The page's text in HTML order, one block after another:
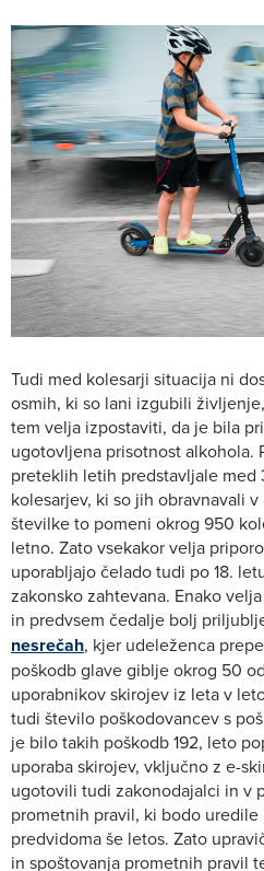
Tudi med kolesarji situacija ni
osmih, ki so lani izgubili
tem velja izpostaviti, da je bila
ugotovljena prisotnost alkohola.
preteklih letih predstavljale
kolesarjev, ki so jih obravnavali
številke to pomeni okrog 950
letno. Zato vsekakor velja
uporabljajo čelado tudi po 18.
zakonsko zahtevana. Enako
in predvsem čedalje bolj
nesrečah, kjer udeleženca
poškodb glave giblje okrog 50
uporabnikov skirojev iz leta v
tudi število poškodovancev s
je bilo takih poškodb 192, leto
uporaba skirojev, vključno z e-
ugotovili tudi zakonodajalci in v
prometnih pravil, ki bodo
predvidoma še letos. Zato
in spoštovanja prometnih pravil